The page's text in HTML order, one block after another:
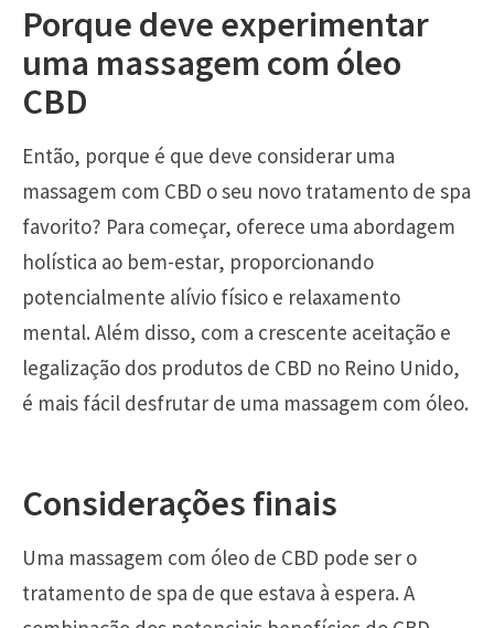
Porque deve experimentar
uma massagem com óleo
CBD
Então, porque é que deve considerar uma
massagem com CBD o seu novo tratamento de spa
favorito? Para começar, oferece uma abordagem
holística ao bem-estar, proporcionando
potencialmente alívio físico e relaxamento
mental. Além disso, com a crescente aceitação e
legalização dos produtos de CBD no Reino Unido,
é mais fácil desfrutar de uma massagem com óleo.
Considerações finais
Uma massagem com óleo de CBD pode ser o
tratamento de spa de que estava à espera. A